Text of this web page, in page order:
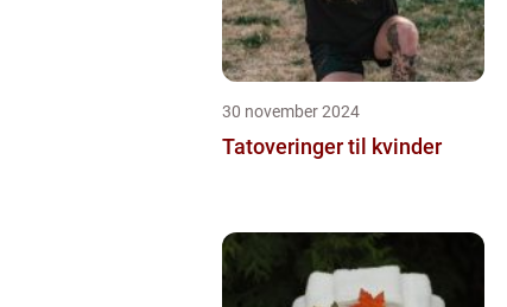
30 november 2024
Tatoveringer til kvinder